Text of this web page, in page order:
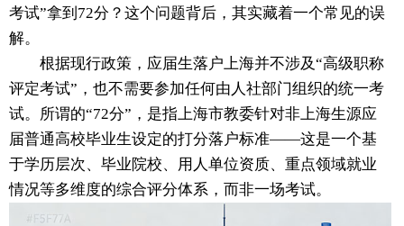
考试”拿到72分？这个问题背后，其实藏着一个常见的误
解。
根据现行政策，应届生落户上海并不涉及“高级职称
评定考试”，也不需要参加任何由人社部门组织的统一考
试。所谓的“72分”，是指上海市教委针对非上海生源应
届普通高校毕业生设定的打分落户标准——这是一个基
于学历层次、毕业院校、用人单位资质、重点领域就业
情况等多维度的综合评分体系，而非一场考试。